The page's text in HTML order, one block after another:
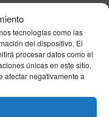
tecnologías como las
del dispositivo. El
procesar datos como el
únicas en este sitio.
afectar negativamente a
Barça ante el Atlético
angular
de furia en
y el reloj de saque